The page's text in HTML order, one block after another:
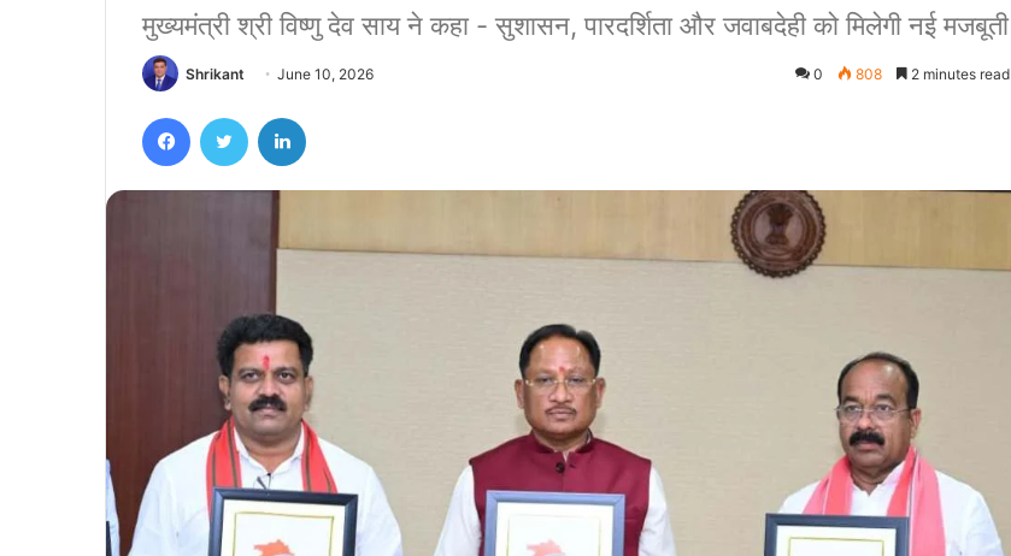
मुख्यमंत्री श्री विष्णु देव साय ने कहा - सुशासन, पारदर्शिता और जवाबदेही को मिलेगी नई मजबूती
Shrikant June 10, 2026 0 808 2 minutes read